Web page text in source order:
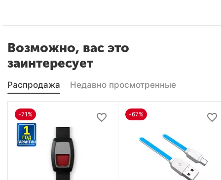
Возможно, вас это
заинтересует
Распродажа Недавно просмотренные
-71% -67%